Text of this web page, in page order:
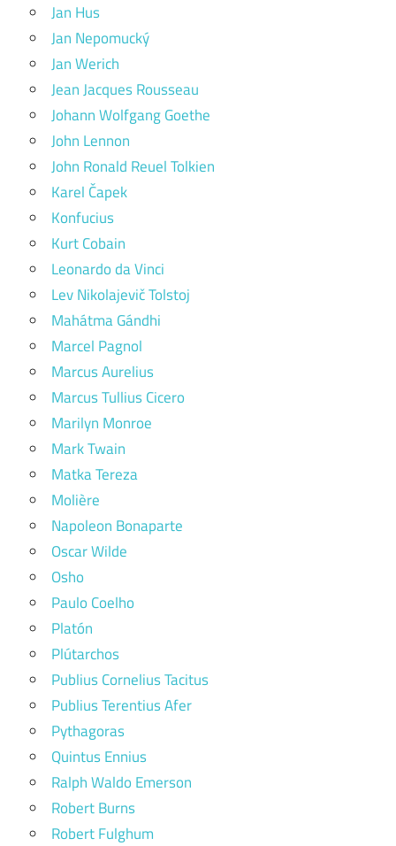
Jan Hus
Jan Nepomucký
Jan Werich
Jean Jacques Rousseau
Johann Wolfgang Goethe
John Lennon
John Ronald Reuel Tolkien
Karel Čapek
Konfucius
Kurt Cobain
Leonardo da Vinci
Lev Nikolajevič Tolstoj
Mahátma Gándhi
Marcel Pagnol
Marcus Aurelius
Marcus Tullius Cicero
Marilyn Monroe
Mark Twain
Matka Tereza
Molière
Napoleon Bonaparte
Oscar Wilde
Osho
Paulo Coelho
Platón
Plútarchos
Publius Cornelius Tacitus
Publius Terentius Afer
Pythagoras
Quintus Ennius
Ralph Waldo Emerson
Robert Burns
Robert Fulghum